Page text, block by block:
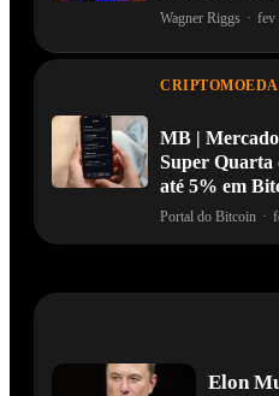
Wagner Riggs · fev
MB |
Super Quarta
até 5% em
Portal do Bitcoin ·
Elon